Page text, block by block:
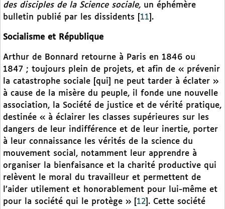
des disciples de la Science sociale, un éphémère
bulletin publié par les dissidents
11 .
Socialisme et République
Arthur de Bonnard retourne à Paris en 1846 ou
1847 ; toujours plein de projets, et afin de « prévenir
la catastrophe sociale [qui] ne peut tarder à éclater »
à cause de la misère du peuple, il fonde une nouvelle
association, la Société de justice et de vérité pratique,
destinée « à éclairer les classes supérieures sur les
dangers de leur indifférence et de leur inertie, porter
à leur connaissance les vérités de la science du
mouvement social, notamment leur apprendre à
organiser la bienfaisance et la charité productive qui
relèvent le moral du travailleur et permettent de
l’aider utilement et honorablement pour lui-même et
pour la société qui le protège »
12 . Cette société